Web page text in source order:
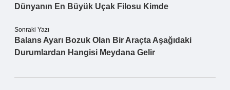
Dünyanın En Büyük Uçak Filosu Kimde
Sonraki Yazı
Balans Ayarı Bozuk Olan Bir Araçta Aşağıdaki
Durumlardan Hangisi Meydana Gelir